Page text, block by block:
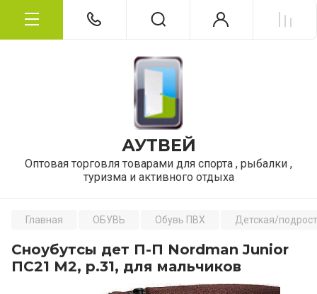
АУТВЕЙ
Оптовая торговля товарами для спорта , рыбалки ,
туризма и активного отдыха
Главная ОБУВЬ Обувь ПВХ Детская/
Сноубутсы дет П-П Nordman Junior
ПС21 М2, р.31, для мальчиков